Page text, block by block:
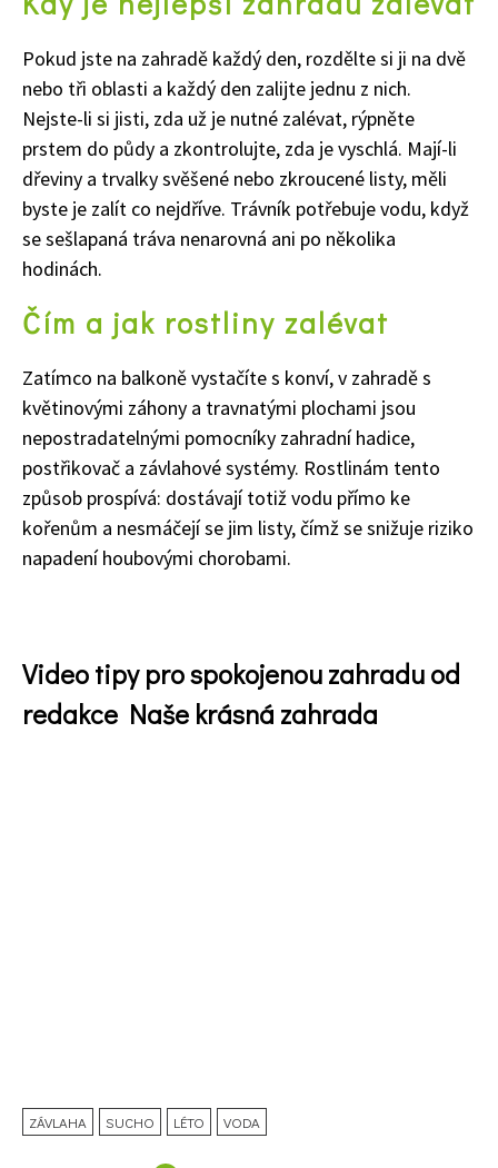
Pokud jste na zahradě každý den, rozdělte si ji na dvě
nebo tři oblasti a každý den zalijte jednu z nich.
Nejste-li si jisti, zda už je nutné zalévat, rýpněte
prstem do půdy a zkontrolujte, zda je vyschlá. Mají-li
dřeviny a trvalky svěšené nebo zkroucené listy, měli
byste je zalít co nejdříve. Trávník potřebuje vodu, když
se sešlapaná tráva nenarovná ani po několika
hodinách.
Čím a jak rostliny zalévat
Zatímco na balkoně vystačíte s konví, v zahradě s
květinovými záhony a travnatými plochami jsou
nepostradatelnými pomocníky zahradní hadice,
postřikovač a závlahové systémy. Rostlinám tento
způsob prospívá: dostávají totiž vodu přímo ke
kořenům a nesmáčejí se jim listy, čímž se snižuje riziko
napadení houbovými chorobami.
Video tipy pro spokojenou zahradu od
redakce Naše krásná zahrada
ZÁVLAHA SUCHO LÉTO VODA